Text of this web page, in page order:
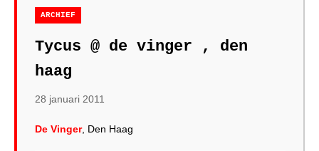
ARCHIEF
Tycus @ de vinger , den
haag
28 januari 2011
De Vinger, Den Haag